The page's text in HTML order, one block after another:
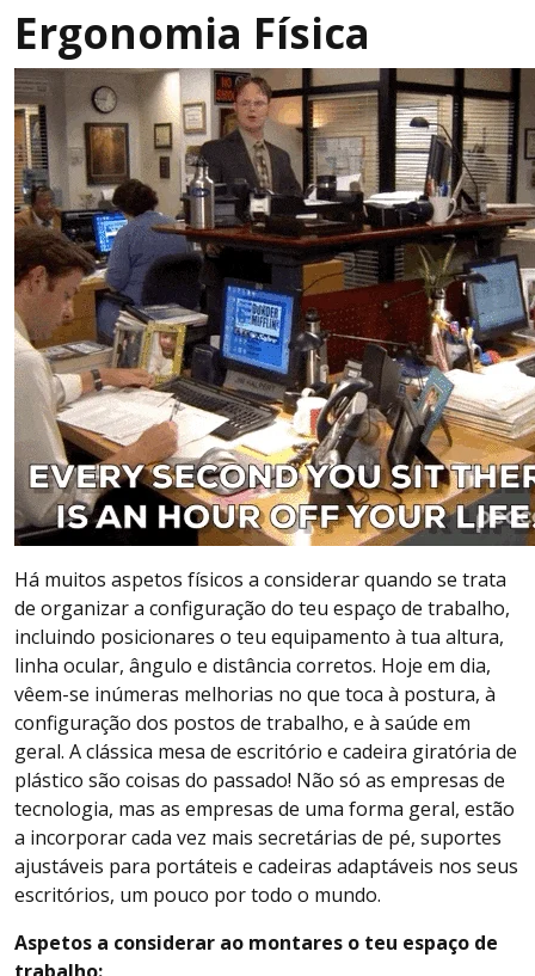
Ergonomia Física
Há muitos aspetos físicos a considerar quando se trata
de organizar a configuração do teu espaço de trabalho,
incluindo posicionares o teu equipamento à tua altura,
linha ocular, ângulo e distância corretos. Hoje em dia,
vêem-se inúmeras melhorias no que toca à postura, à
configuração dos postos de trabalho, e à saúde em
geral. A clássica mesa de escritório e cadeira giratória de
plástico são coisas do passado! Não só as empresas de
tecnologia, mas as empresas de uma forma geral, estão
a incorporar cada vez mais secretárias de pé, suportes
ajustáveis para portáteis e cadeiras adaptáveis nos seus
escritórios, um pouco por todo o mundo.
Aspetos a considerar ao montares o teu espaço de